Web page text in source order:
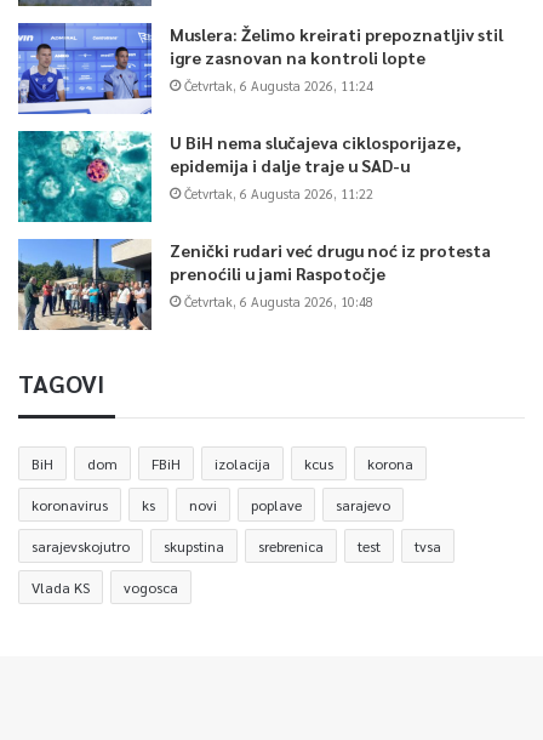
Muslera: Želimo kreirati prepoznatljiv stil
igre zasnovan na kontroli lopte
Četvrtak, 6 Augusta 2026, 11:24
U BiH nema slučajeva ciklosporijaze,
epidemija i dalje traje u SAD-u
Četvrtak, 6 Augusta 2026, 11:22
Zenički rudari već drugu noć iz protesta
prenoćili u jami Raspotočje
Četvrtak, 6 Augusta 2026, 10:48
TAGOVI
BiH dom FBiH izolacija kcus korona
koronavirus ks novi poplave sarajevo
sarajevskojutro skupstina srebrenica test tvsa
Vlada KS vogosca